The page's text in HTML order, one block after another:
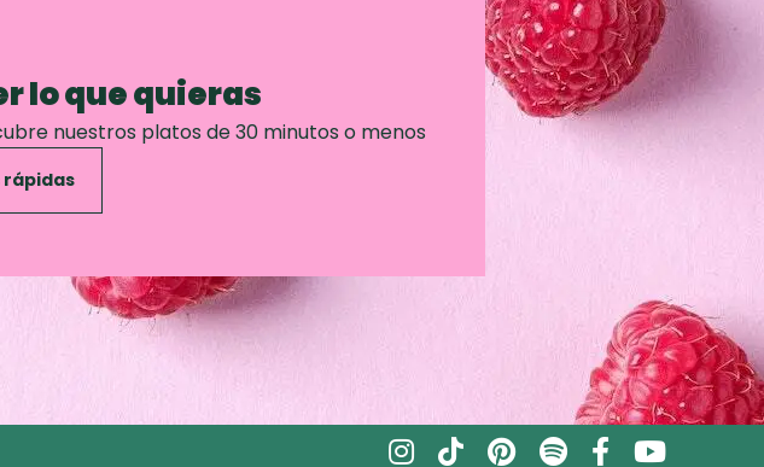
lo que quieras
nuestros platos de 30 minutos o menos